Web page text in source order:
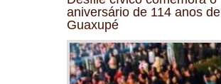
aniversário de 114 anos de
Guaxupé